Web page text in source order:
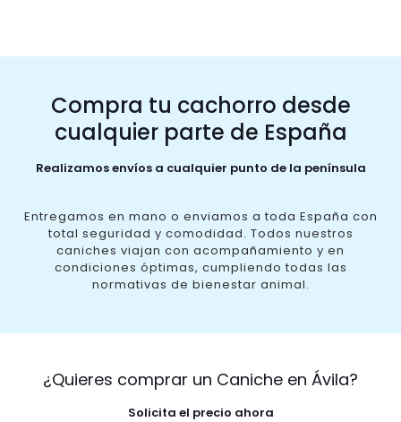
Compra tu cachorro desde
cualquier parte de España
Realizamos envíos a cualquier punto de la península
Entregamos en mano o enviamos a toda España con
total seguridad y comodidad. Todos nuestros
caniches viajan con acompañamiento y en
condiciones óptimas, cumpliendo todas las
normativas de bienestar animal.
¿Quieres comprar un Caniche en Ávila?
Solicita el precio ahora